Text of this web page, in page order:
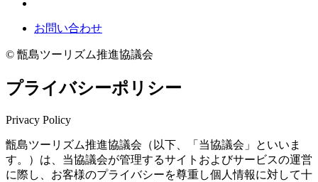
お問い合わせ
© 甑島ツーリズム推進協議会
プライバシーポリシー
Privacy Policy
甑島ツーリズム推進協議会（以下、「当協議会」といいま
す。）は、当協議会が管理するサイトおよびサービスの運営
に際し、お客様のプライバシーを尊重し個人情報に対して十